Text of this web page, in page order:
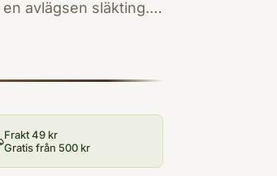
avlägsen släkting.
för ett underligt
gäst verkar tvärtom
Frakt 49 kr
Gratis från 500 kr